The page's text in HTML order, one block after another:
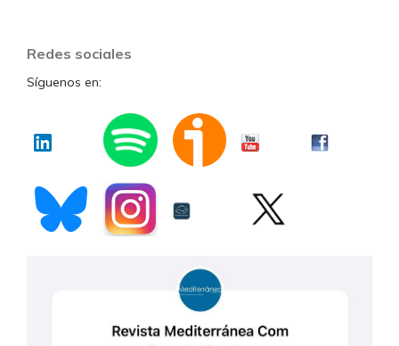
Redes sociales
Síguenos en: